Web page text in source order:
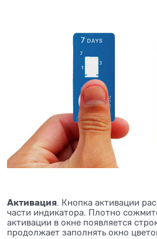
Активация. Кнопка активации
части индикатора. Плотно
активации в окне появляется
продолжает заполнять окно